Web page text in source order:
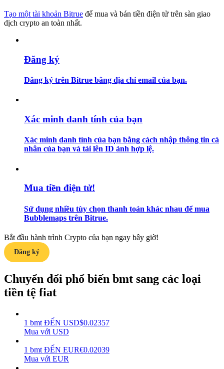
Hướng dẫn
Học cách duy trì lợi nhuận
Tạo một tài khoản Bitrue để mua và bán tiền điện tử trên sàn giao
dịch crypto an toàn nhất.
Đăng ký
Đăng ký trên Bitrue bằng địa chỉ email của bạn.
Xác minh danh tính của bạn
Xác minh danh tính của bạn bằng cách nhập thông tin cá
nhân của bạn và tải lên ID ảnh hợp lệ.
Mua tiền điện tử!
Sử dụng nhiều tùy chọn thanh toán khác nhau để mua
Bubblemaps trên Bitrue.
Bắt đầu hành trình Crypto của bạn ngay bây giờ!
Đăng ký
Chuyển đổi phổ biến bmt sang các loại
tiền tệ fiat
1 bmt ĐẾN USD$0.02357
Mua với USD
1 bmt ĐẾN EUR€0.02039
Mua với EUR